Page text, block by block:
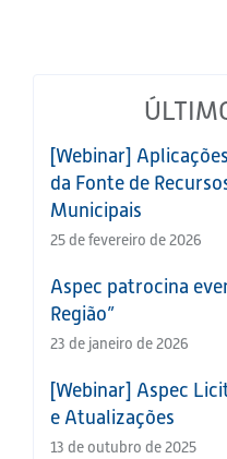
[Webinar]
da Fonte de
Municipais
25 de fevereiro de 2026
Aspec patrocina
Região”
23 de janeiro de 2026
[Webinar] Aspec
e Atualizações
13 de outubro de 2025